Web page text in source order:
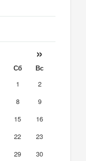
»
Сб
Вс
1
2
8
9
15
16
22
23
29
30